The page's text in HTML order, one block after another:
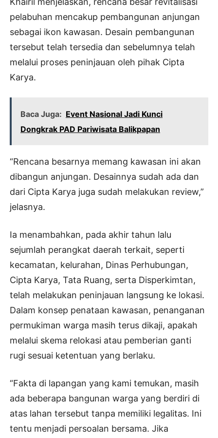
pelabuhan mencakup pembangunan anjungan
sebagai ikon kawasan. Desain pembangunan
tersebut telah tersedia dan sebelumnya telah
melalui proses peninjauan oleh pihak Cipta
Karya.
Baca Juga: Event Nasional Jadi Kunci
Dongkrak PAD Pariwisata Balikpapan
“Rencana besarnya memang kawasan ini akan
dibangun anjungan. Desainnya sudah ada dan
dari Cipta Karya juga sudah melakukan review,”
jelasnya.
Ia menambahkan, pada akhir tahun lalu
sejumlah perangkat daerah terkait, seperti
kecamatan, kelurahan, Dinas Perhubungan,
Cipta Karya, Tata Ruang, serta Disperkimtan,
telah melakukan peninjauan langsung ke lokasi.
Dalam konsep penataan kawasan, penanganan
permukiman warga masih terus dikaji, apakah
melalui skema relokasi atau pemberian ganti
rugi sesuai ketentuan yang berlaku.
“Fakta di lapangan yang kami temukan, masih
ada beberapa bangunan warga yang berdiri di
atas lahan tersebut tanpa memiliki legalitas. Ini
tentu menjadi persoalan bersama. Jika